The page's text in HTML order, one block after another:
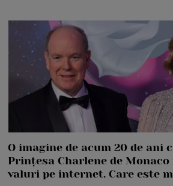
O imagine de acum 20 de ani
Prințesa Charlene de Monaco
valuri pe internet. Care este